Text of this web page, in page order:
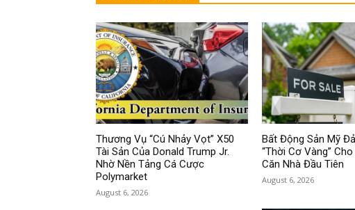
Thương Vụ “Cú Nhảy Vọt” X50
Tài Sản Của Donald Trump Jr.
Nhờ Nền Tảng Cá Cược
Polymarket
August 6, 2026
Bất Động Sản Mỹ
“Thời Cơ Vàng”
Căn Nhà Đầu Tiên
August 6, 2026